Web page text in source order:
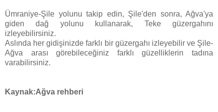
Ümraniye-Şile yolunu takip edin, Şile'den sonra, Ağva'ya
giden dağ yolunu kullanarak, Teke güzergahını
izleyebilirsiniz.
Aslında her gidişinizde farklı bir güzergahı izleyebilir ve Şile-
Ağva arası görebileceğiniz farklı güzelliklerin tadına
varabilirsiniz.
Kaynak:Ağva rehberi